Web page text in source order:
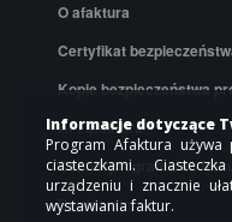
O afaktura
Certyfikat
Kopie bezpieczeństwa
API afaktura
Cennik programu do faktur
Regulamin
Informacje dotyczące
Program Afaktura
ciasteczkami.
urządzeniu i znacznie
wystawiania faktur.